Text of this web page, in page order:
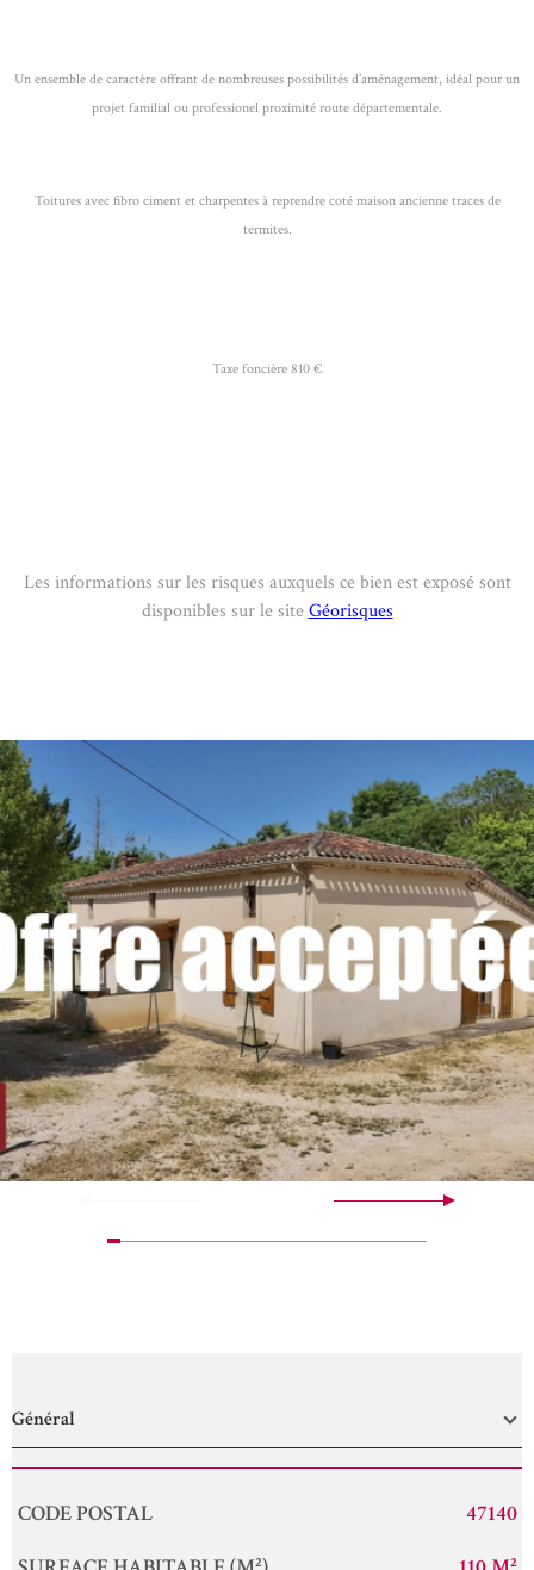
Un ensemble de caractère offrant de nombreuses possibilités d’aménagement, idéal pour un
projet familial ou professionel proximité route départementale.
Toitures avec fibro ciment et charpentes à reprendre coté maison ancienne traces de
termites.
Taxe foncière 810 €
Les informations sur les risques auxquels ce bien est exposé sont
disponibles sur le siteGéorisques
Général
Caractérisque Valeurs
CODE POSTAL
47140